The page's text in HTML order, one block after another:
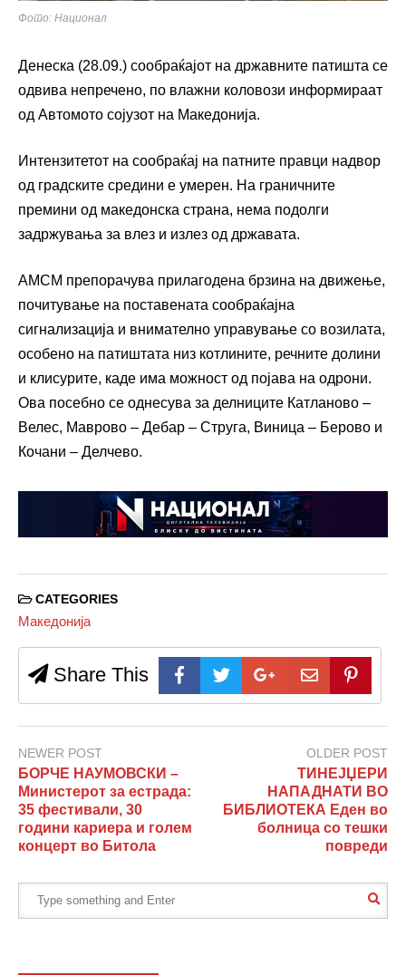
Фото: Национал
Денеска (28.09.) сообраќајот на државните патишта се
одвива непречено, по влажни коловози информираат
од Автомото сојузот на Македонија.
Интензитетот на сообраќај на патните правци надвор
од градските средини е умерен. На граничните
премини од македонска страна, нема подолги
задржувања за влез и излез од државата.
АМСМ препорачува прилагодена брзина на движење,
почитување на поставената сообраќајна
сигнализација и внимателно управување со возилата,
особено на патиштата низ котлините, речните долини
и клисурите, каде има можност од појава на одрони.
Ова посебно се однесува за делниците Катланово –
Велес, Маврово – Дебар – Струга, Виница – Берово и
Кочани – Делчево.
CATEGORIES
Македонија
Share This
NEWER POST
БОРЧЕ НАУМОВСКИ –
Министерот за естрада:
35 фестивали, 30
години кариера и голем
концерт во Битола
OLDER POST
ТИНЕЈЏЕРИ
НАПАДНАТИ ВО
БИБЛИОТЕКА Еден во
болница со тешки
повреди